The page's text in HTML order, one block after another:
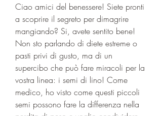
Ciao amici del benessere! Siete pronti
a scoprire il segreto per dimagrire
mangiando? Si, avete sentito bene!
Non sto parlando di diete estreme o
pasti privi di gusto, ma di un
supercibo che può fare miracoli per la
vostra linea: i semi di lino! Come
medico, ho visto come questi piccoli
semi possono fare la differenza nella